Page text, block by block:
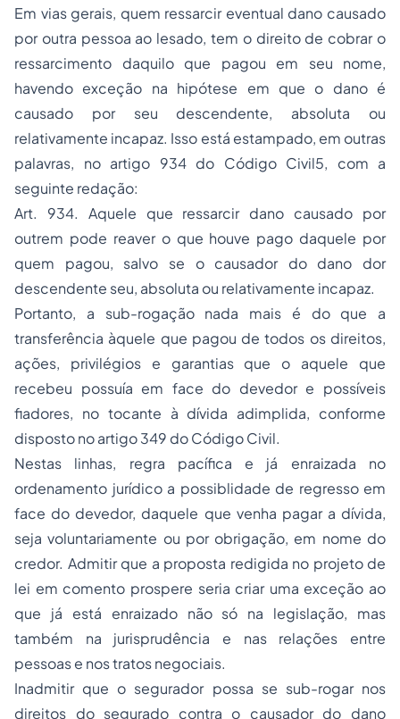
Em vias gerais, quem ressarcir eventual dano causado
por outra pessoa ao lesado, tem o direito de cobrar o
ressarcimento daquilo que pagou em seu nome,
havendo exceção na hipótese em que o dano é
causado por seu descendente, absoluta ou
relativamente incapaz. Isso está estampado, em outras
palavras, no artigo 934 do Código Civil5, com a
seguinte redação:
Art. 934. Aquele que ressarcir dano causado por
outrem pode reaver o que houve pago daquele por
quem pagou, salvo se o causador do dano dor
descendente seu, absoluta ou relativamente incapaz.
Portanto, a sub-rogação nada mais é do que a
transferência àquele que pagou de todos os direitos,
ações, privilégios e garantias que o aquele que
recebeu possuía em face do devedor e possíveis
fiadores, no tocante à dívida adimplida, conforme
disposto no artigo 349 do Código Civil.
Nestas linhas, regra pacífica e já enraizada no
ordenamento jurídico a possiblidade de regresso em
face do devedor, daquele que venha pagar a dívida,
seja voluntariamente ou por obrigação, em nome do
credor. Admitir que a proposta redigida no projeto de
lei em comento prospere seria criar uma exceção ao
que já está enraizado não só na legislação, mas
também na jurisprudência e nas relações entre
pessoas e nos tratos negociais.
Inadmitir que o segurador possa se sub-rogar nos
direitos do segurado contra o causador do dano